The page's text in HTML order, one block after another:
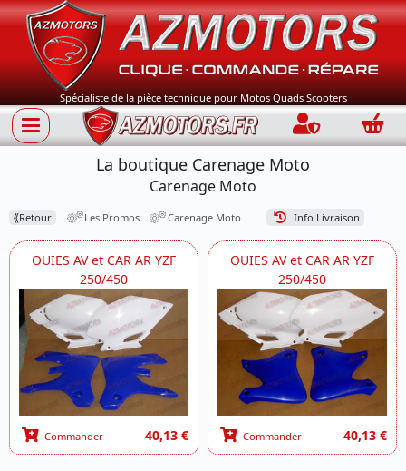
Spécialiste de la pièce technique pour Motos Quads Scooters
Connection
La boutique Carenage Moto
Carenage Moto
⟪Retour Les Promos Carenage Moto Info Livraison
OUIES AV et CAR AR YZF
250/450
Commander 40,13 €
OUIES AV et CAR AR YZF
250/450
Commander 40,13 €